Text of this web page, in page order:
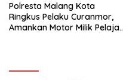
Polresta Malang Kota
Ringkus Pelaku Curanmor,
Amankan Motor Milik Pelajar